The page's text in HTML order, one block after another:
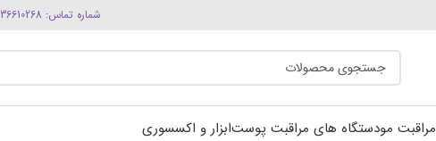
شماره تماس: 02136610268
مراقبت مودستگاه های مراقبت پوستابزار و اکسسوری